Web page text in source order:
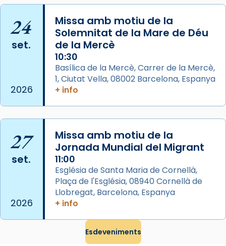
📸 Dr. G. Simón
Photo
View on Facebook · Share
Arquebisbat de Barcelona
2 weeks ago
Memòria de les santes Juliana i
Semproniana, verges i màrtirs.
partir de l’Edat Mitjana sorgeix la tradició
que les santes Juliana (“relatiu a Júlia”) i
Semproniana (“relatiu a Semprònia =
eterna”) són deixebles seves. I l’any 1667, el
frare Joan Gaspar Roig, afirma en una obra
que les santes són filles de l’antiga Iluro.
les aconseguirà el 1772. L’ofici que es canta
a la “Missa de les Santes” (“Missa de
24
set.
2026
Missa amb motiu de la
Solemnitat de la Mare de Déu
de la Mercè
10:30
Basílica de la Mercè, Carrer de la Mercè,
1, Ciutat Vella, 08002 Barcelona, Espanya
+ info
27
set.
2026
Missa amb motiu de la
Jornada Mundial del Migrant
11:00
Església de Santa Maria de Cornellà,
Plaça de l'Església, 08940 Cornellà de
Llobregat, Barcelona, Espanya
+ info
Esdeveniments